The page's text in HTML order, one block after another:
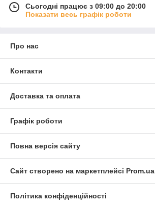
Сьогодні працює з 09:00 до 20:00
Показати весь графік роботи
Про нас
Контакти
Доставка та оплата
Графік роботи
Повна версія сайту
Сайт створено на маркетплейсі Prom.ua
Політика конфіденційності